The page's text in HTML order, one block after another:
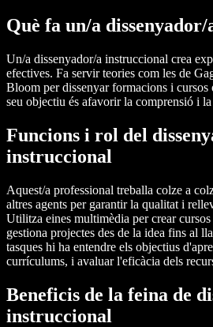
Què fa un/a
Un/a dissenyador/a instruccional crea
efectives. Fa servir teories com les de
Bloom per dissenyar formacions i
seu objectiu és afavorir la comprensió i
Funcions i rol del
instruccional
Aquest/a professional treballa colze a
altres agents per garantir la qualitat i
Utilitza eines multimèdia per crear
gestiona projectes des de la idea fins al
tasques hi ha entendre els objectius
currículums, i avaluar l'eficàcia dels
Beneficis de la feina de
instruccional